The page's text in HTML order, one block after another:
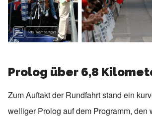
Prolog über 6,8
Zum Auftakt der Rundfahrt stand ein
welliger Prolog auf dem Programm, den